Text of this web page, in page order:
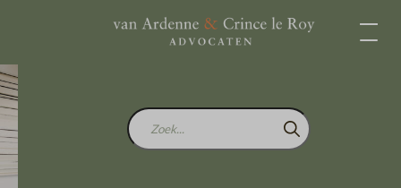
Onderzoeksplicht bij